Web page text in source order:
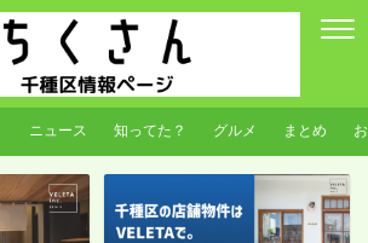
ニュース 知ってた？ グルメ まとめ